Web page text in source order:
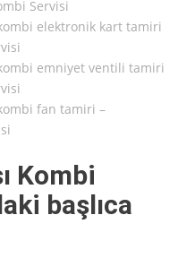
Servisi
elektronik kart tamiri
emniyet ventili tamiri
fan tamiri –
Kombi
başlıca